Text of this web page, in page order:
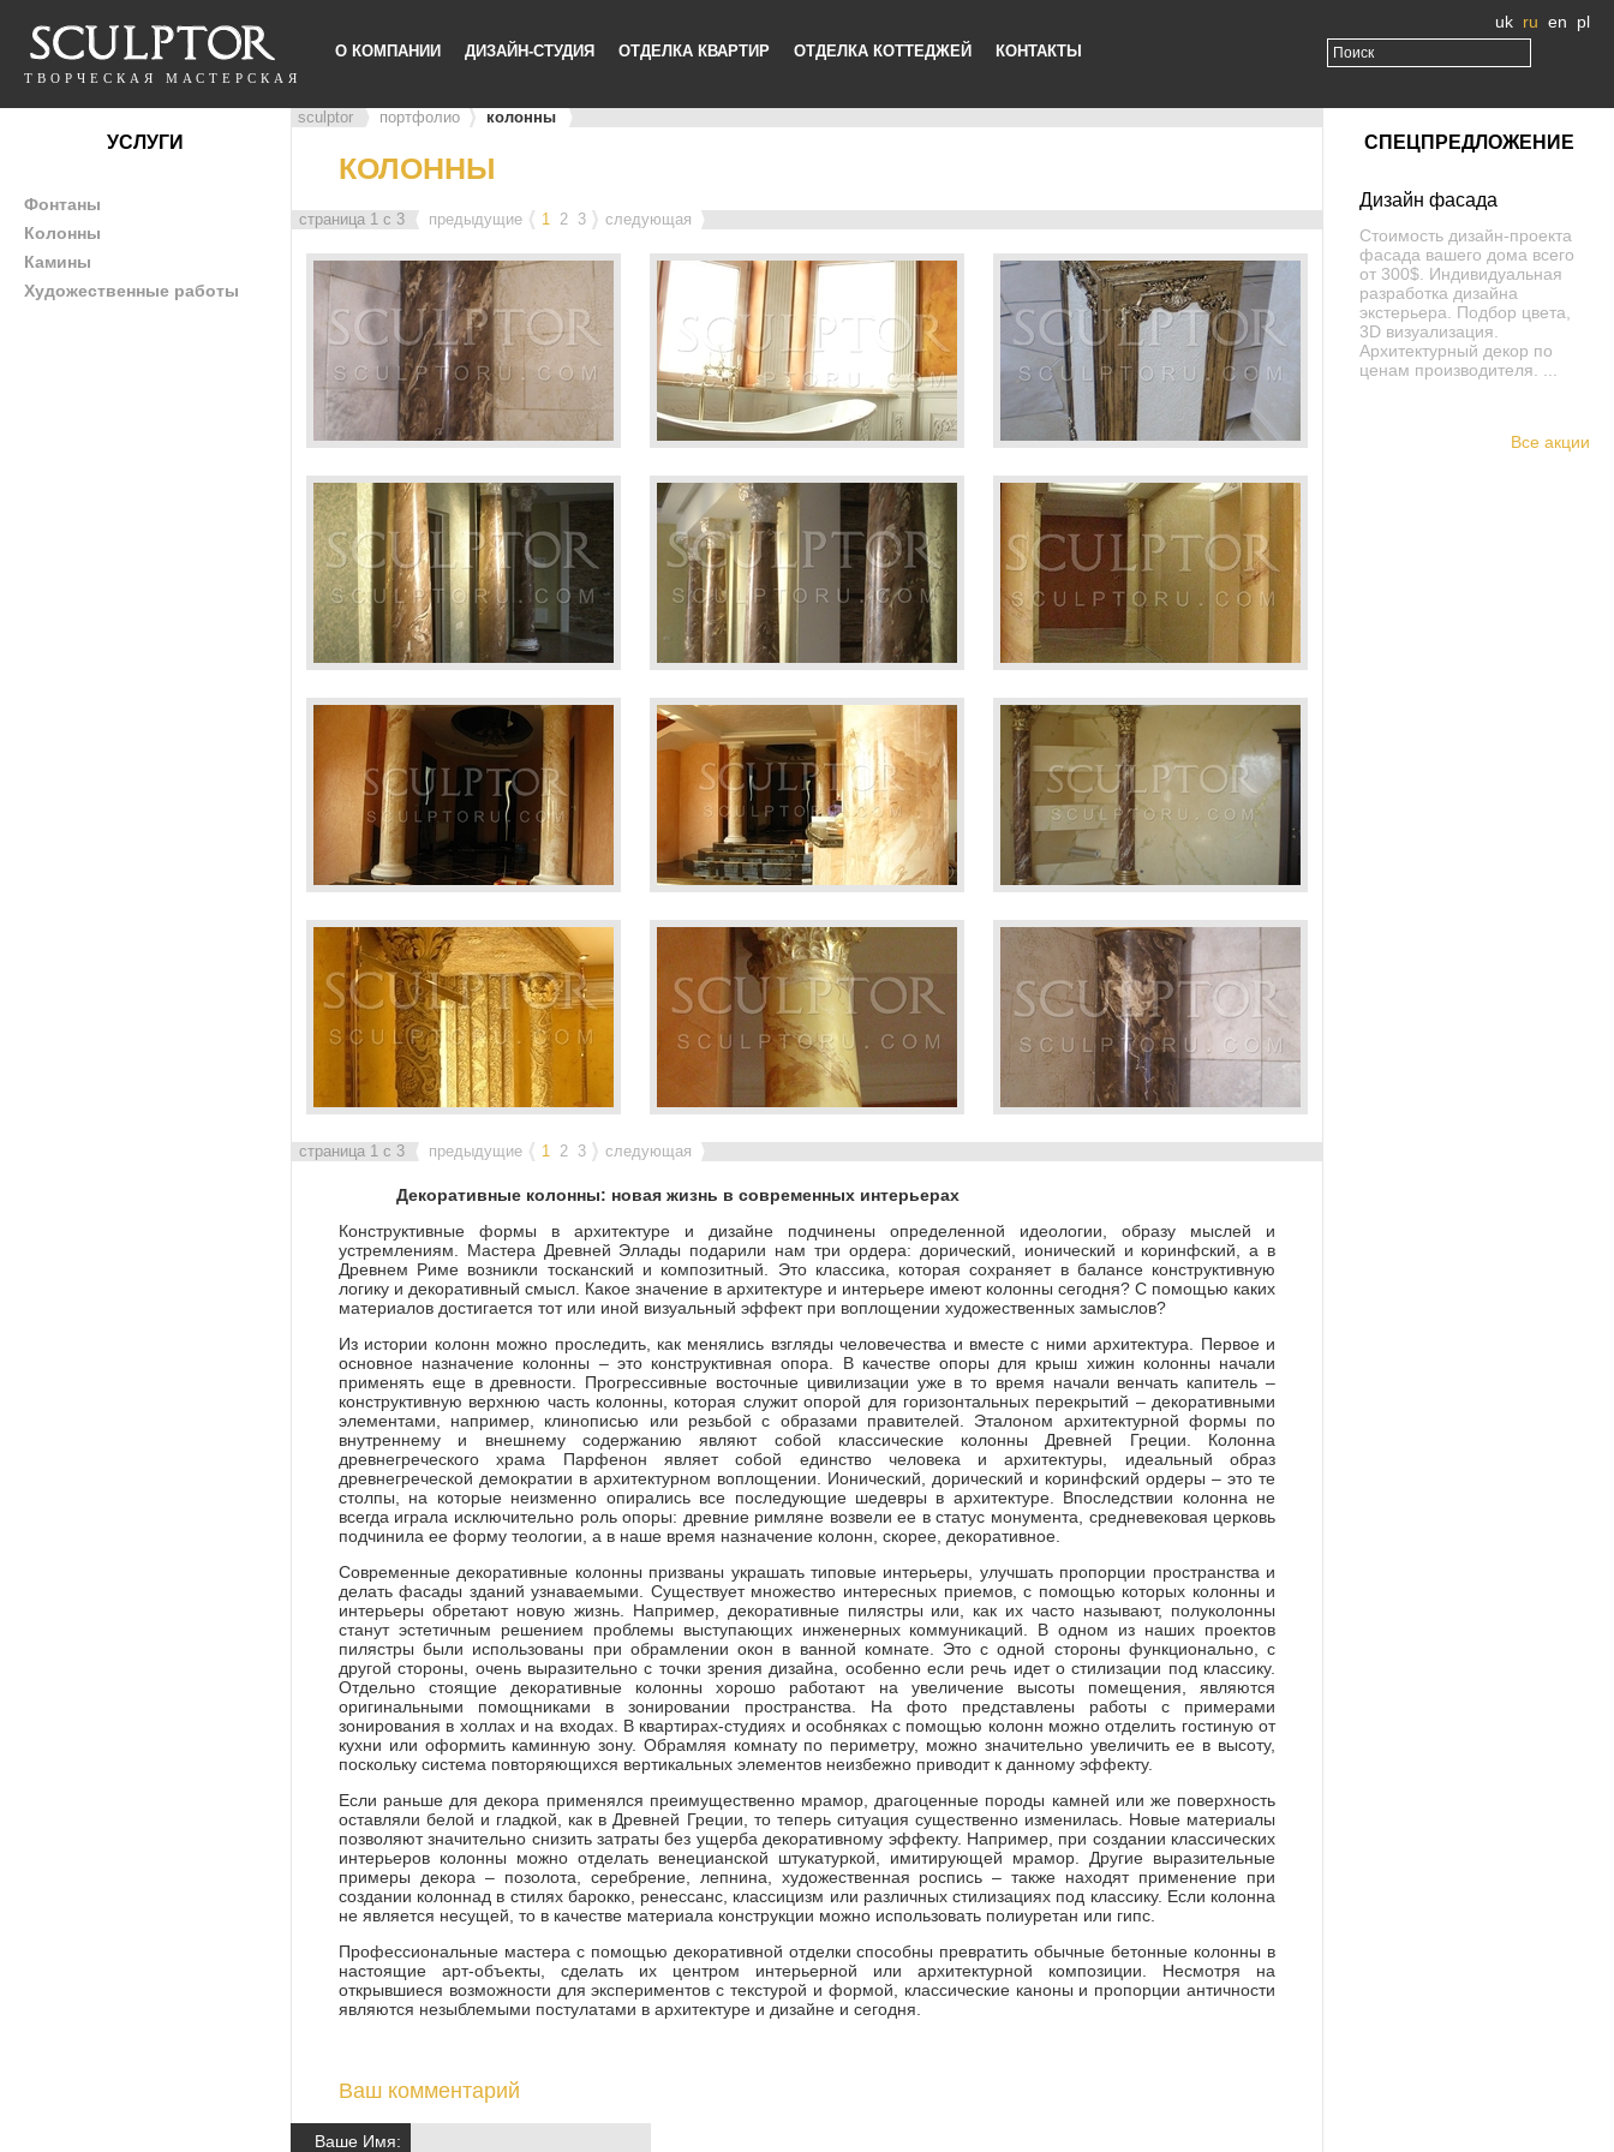
ТВОРЧЕСКАЯ МАСТЕРСКАЯ
О КОМПАНИИ ДИЗАЙН-СТУДИЯ ОТДЕЛКА КВАРТИР ОТДЕЛКА КОТТЕДЖЕЙ КОНТАКТЫ
uk ru en pl
УСЛУГИ
Фонтаны
Колонны
Камины
Художественные работы
СПЕЦПРЕДЛОЖЕНИЕ
Дизайн фасада
Стоимость дизайн-проекта
фасада вашего дома всего
от 300$. Индивидуальная
разработка дизайна
экстерьера. Подбор цвета,
3D визуализация.
Архитектурный декор по
ценам производителя. ...
Все акции
sculptor портфолио колонны
КОЛОННЫ
страница 1 с 3 предыдущие 1 2 3 следующая
страница 1 с 3 предыдущие 1 2 3 следующая
Декоративные колонны: новая жизнь в современных интерьерах
Конструктивные формы в архитектуре и дизайне подчинены определенной идеологии, образу мыслей и
устремлениям. Мастера Древней Эллады подарили нам три ордера: дорический, ионический и коринфский, а в
Древнем Риме возникли тосканский и композитный. Это классика, которая сохраняет в балансе конструктивную
логику и декоративный смысл. Какое значение в архитектуре и интерьере имеют колонны сегодня? С помощью каких
материалов достигается тот или иной визуальный эффект при воплощении художественных замыслов?
Из истории колонн можно проследить, как менялись взгляды человечества и вместе с ними архитектура. Первое и
основное назначение колонны – это конструктивная опора. В качестве опоры для крыш хижин колонны начали
применять еще в древности. Прогрессивные восточные цивилизации уже в то время начали венчать капитель –
конструктивную верхнюю часть колонны, которая служит опорой для горизонтальных перекрытий – декоративными
элементами, например, клинописью или резьбой с образами правителей. Эталоном архитектурной формы по
внутреннему и внешнему содержанию являют собой классические колонны Древней Греции. Колонна
древнегреческого храма Парфенон являет собой единство человека и архитектуры, идеальный образ
древнегреческой демократии в архитектурном воплощении. Ионический, дорический и коринфский ордеры – это те
столпы, на которые неизменно опирались все последующие шедевры в архитектуре. Впоследствии колонна не
всегда играла исключительно роль опоры: древние римляне возвели ее в статус монумента, средневековая церковь
подчинила ее форму теологии, а в наше время назначение колонн, скорее, декоративное.
Современные декоративные колонны призваны украшать типовые интерьеры, улучшать пропорции пространства и
делать фасады зданий узнаваемыми. Существует множество интересных приемов, с помощью которых колонны и
интерьеры обретают новую жизнь. Например, декоративные пилястры или, как их часто называют, полуколонны
станут эстетичным решением проблемы выступающих инженерных коммуникаций. В одном из наших проектов
пилястры были использованы при обрамлении окон в ванной комнате. Это с одной стороны функционально, с
другой стороны, очень выразительно с точки зрения дизайна, особенно если речь идет о стилизации под классику.
Отдельно стоящие декоративные колонны хорошо работают на увеличение высоты помещения, являются
оригинальными помощниками в зонировании пространства. На фото представлены работы с примерами
зонирования в холлах и на входах. В квартирах-студиях и особняках с помощью колонн можно отделить гостиную от
кухни или оформить каминную зону. Обрамляя комнату по периметру, можно значительно увеличить ее в высоту,
поскольку система повторяющихся вертикальных элементов неизбежно приводит к данному эффекту.
Если раньше для декора применялся преимущественно мрамор, драгоценные породы камней или же поверхность
оставляли белой и гладкой, как в Древней Греции, то теперь ситуация существенно изменилась. Новые материалы
позволяют значительно снизить затраты без ущерба декоративному эффекту. Например, при создании классических
интерьеров колонны можно отделать венецианской штукатуркой, имитирующей мрамор. Другие выразительные
примеры декора – позолота, серебрение, лепнина, художественная роспись – также находят применение при
создании колоннад в стилях барокко, ренессанс, классицизм или различных стилизациях под классику. Если колонна
не является несущей, то в качестве материала конструкции можно использовать полиуретан или гипс.
Профессиональные мастера с помощью декоративной отделки способны превратить обычные бетонные колонны в
настоящие арт-объекты, сделать их центром интерьерной или архитектурной композиции. Несмотря на
открывшиеся возможности для экспериментов с текстурой и формой, классические каноны и пропорции античности
являются незыблемыми постулатами в архитектуре и дизайне и сегодня.
Ваш комментарий
Ваше Имя: